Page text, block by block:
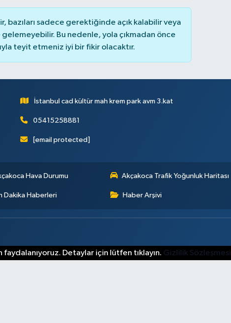
bazıları sadece gerektiğinde açık kalabilir veya
Bu nedenle, yola çıkmadan önce
teyit etmeniz iyi bir fikir olacaktır.
İstanbul cad kültür mah krem park avm 3.kat
05415258881
[email protected]
Hava Durumu Akçakoca Trafik Yoğunluk Haritası
Dakika Haberleri Haber Arşivi
Detaylar için lütfen tıklayın. Gizlilik Sözleşmesi